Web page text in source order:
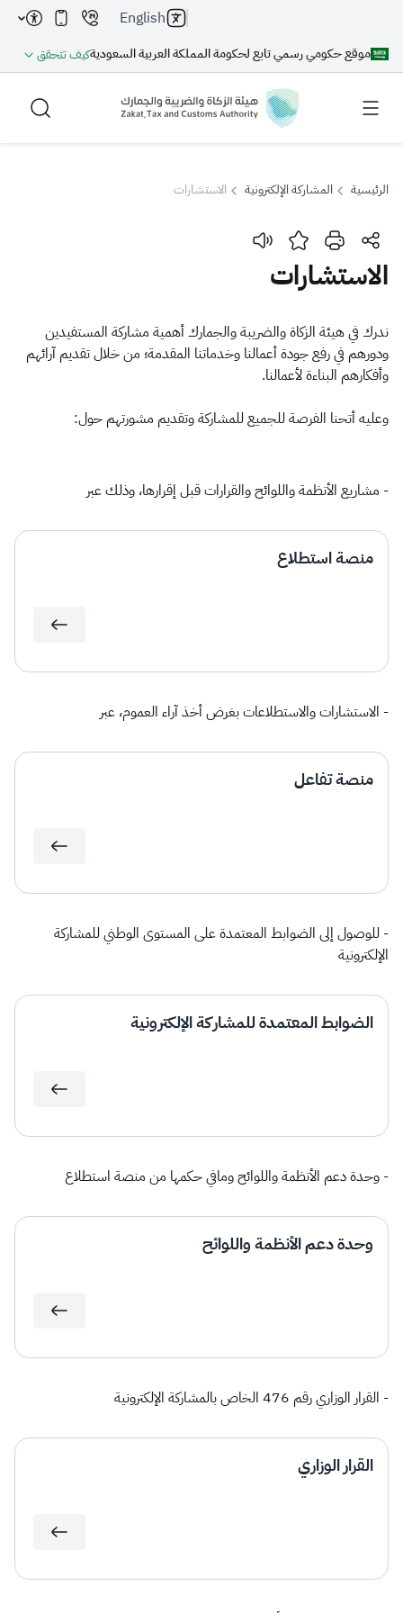
موقع حكومي رسمي تابع لحكومة المملكة العربية السعوديةكيف تتحقق
English
بحث
اقتراحات
الإقرار الضريبي
التصرفات العقارية
الرئيسية المشاركة الإلكترونية الاستشارات
الاستشارات
ندرك في هيئة الزكاة والضريبة والجمارك أهمية مشاركة المستفيدين
ودورهم في رفع جودة أعمالنا وخدماتنا المقدمة؛ من خلال تقديم آرائهم
وأفكارهم البناءة لأعمالنا.
وعليه​ أتحنا الفرصة للجميع للمشاركة وتقديم مشورت​هم حول:
- مشاريع الأنظمة واللوا​ئح والقرارات قبل إقرارها، وذلك عبر​
منصة استطلاع
- الاستشارات والاستطلاعات بغرض أخذ آراء العموم، عبر​
منصة تفاعل
- للوصول إلى الضوابط المعتمدة على المستوى الوطني للمشاركة
الإلكترونية
الضوابط المعتمدة للمشاركة الإلكترونية
- وحدة دعم الأنظمة واللوائح ومافي حكمها من منصة استطلاع
وحدة دعم الأنظمة واللوائح
- القرار الوزاري رقم 476 الخاص بالمشاركة الإلكترونية
القرار الوزاري